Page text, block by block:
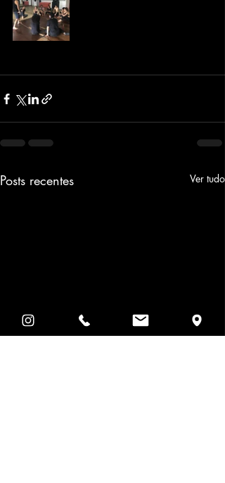
Posts recentes Ver tudo